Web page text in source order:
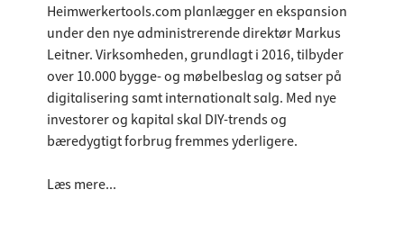
Heimwerkertools.com planlægger en ekspansion
under den nye administrerende direktør Markus
Leitner. Virksomheden, grundlagt i 2016, tilbyder
over 10.000 bygge- og møbelbeslag og satser på
digitalisering samt internationalt salg. Med nye
investorer og kapital skal DIY-trends og
bæredygtigt forbrug fremmes yderligere.
Læs mere...